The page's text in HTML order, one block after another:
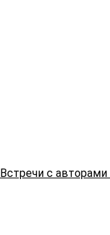
Встречи с авторами